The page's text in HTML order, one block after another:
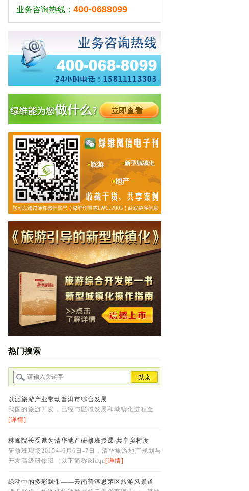
业务咨询热线： 400-0688099
热门搜索
以泛旅游产业带动普洱市综合发展
我国的旅游开发，已经与区域发展和城镇化进程全
[详情]
林峰院长受邀为清华地产研修班授课 共享乡村度
研修班现场2015年6月6日-7日，清华旅游地产规划与
开发高级研修班（以下简称&ldqu[详情]
绿动中的多彩飘带――云南普洱思茅区旅游风景道